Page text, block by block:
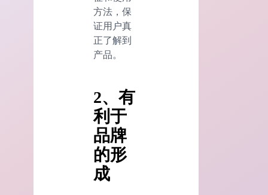
方法，保
证用户真
正了解到
产品。
2、有
利于
品牌
的形
成